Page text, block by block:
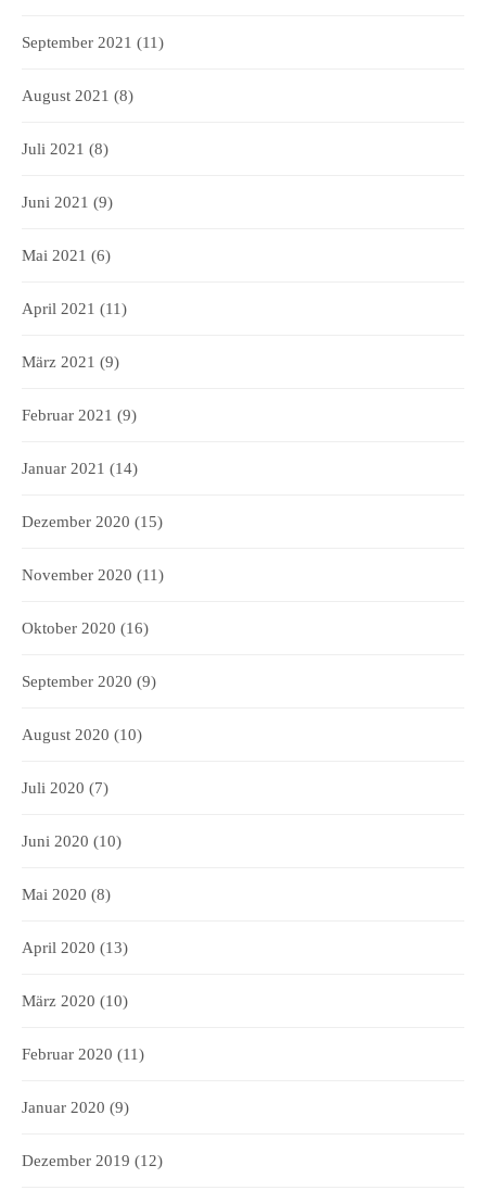
September 2021 (11)
August 2021 (8)
Juli 2021 (8)
Juni 2021 (9)
Mai 2021 (6)
April 2021 (11)
März 2021 (9)
Februar 2021 (9)
Januar 2021 (14)
Dezember 2020 (15)
November 2020 (11)
Oktober 2020 (16)
September 2020 (9)
August 2020 (10)
Juli 2020 (7)
Juni 2020 (10)
Mai 2020 (8)
April 2020 (13)
März 2020 (10)
Februar 2020 (11)
Januar 2020 (9)
Dezember 2019 (12)